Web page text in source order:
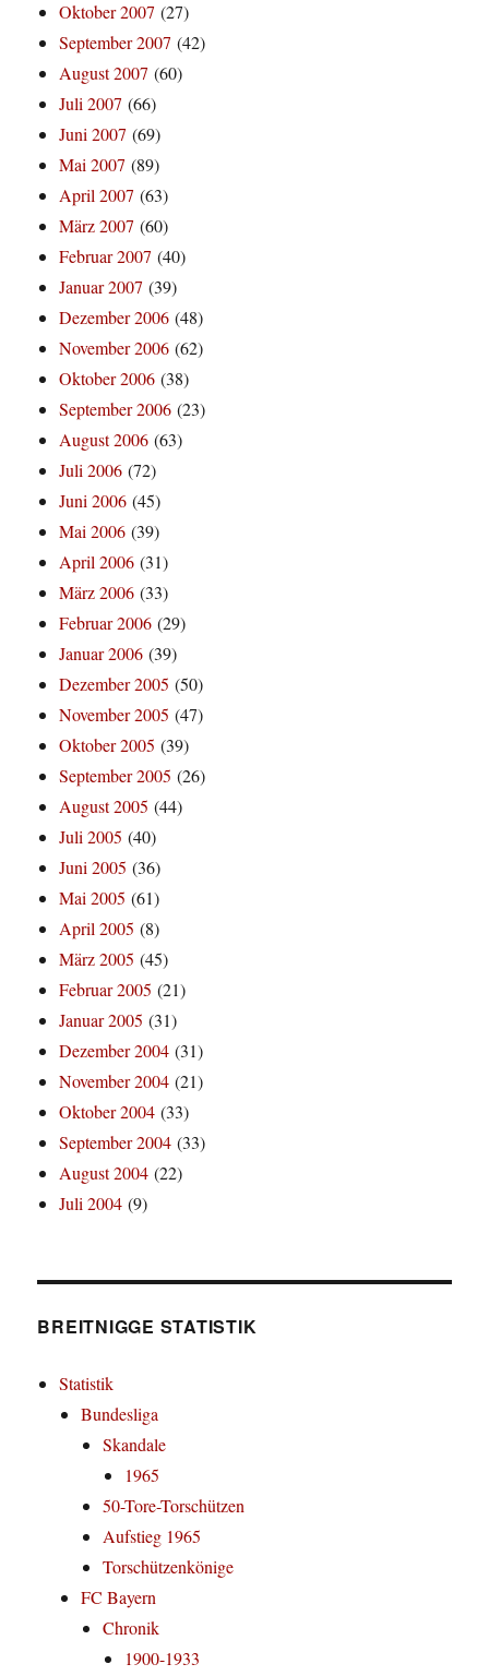
Oktober 2007 (27)
September 2007 (42)
August 2007 (60)
Juli 2007 (66)
Juni 2007 (69)
Mai 2007 (89)
April 2007 (63)
März 2007 (60)
Februar 2007 (40)
Januar 2007 (39)
Dezember 2006 (48)
November 2006 (62)
Oktober 2006 (38)
September 2006 (23)
August 2006 (63)
Juli 2006 (72)
Juni 2006 (45)
Mai 2006 (39)
April 2006 (31)
März 2006 (33)
Februar 2006 (29)
Januar 2006 (39)
Dezember 2005 (50)
November 2005 (47)
Oktober 2005 (39)
September 2005 (26)
August 2005 (44)
Juli 2005 (40)
Juni 2005 (36)
Mai 2005 (61)
April 2005 (8)
März 2005 (45)
Februar 2005 (21)
Januar 2005 (31)
Dezember 2004 (31)
November 2004 (21)
Oktober 2004 (33)
September 2004 (33)
August 2004 (22)
Juli 2004 (9)
BREITNIGGE STATISTIK
Statistik
Bundesliga
Skandale
1965
50-Tore-Torschützen
Aufstieg 1965
Torschützenkönige
FC Bayern
Chronik
1900-1933